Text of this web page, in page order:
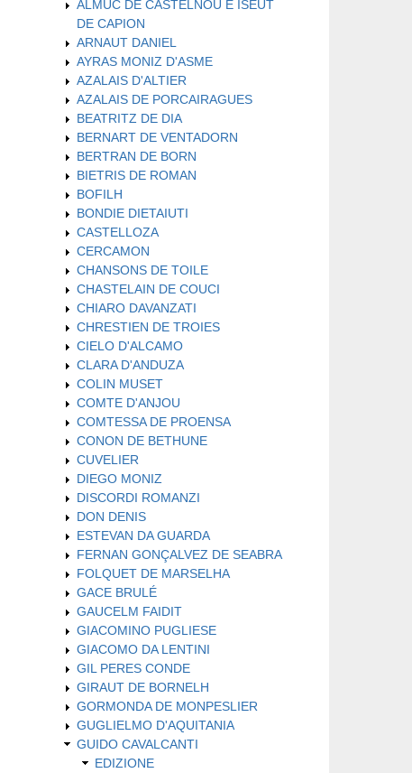
ALMUC DE CASTELNOU E ISEUT
DE CAPION
ARNAUT DANIEL
AYRAS MONIZ D'ASME
AZALAIS D'ALTIER
AZALAIS DE PORCAIRAGUES
BEATRITZ DE DIA
BERNART DE VENTADORN
BERTRAN DE BORN
BIETRIS DE ROMAN
BOFILH
BONDIE DIETAIUTI
CASTELLOZA
CERCAMON
CHANSONS DE TOILE
CHASTELAIN DE COUCI
CHIARO DAVANZATI
CHRESTIEN DE TROIES
CIELO D'ALCAMO
CLARA D'ANDUZA
COLIN MUSET
COMTE D'ANJOU
COMTESSA DE PROENSA
CONON DE BETHUNE
CUVELIER
DIEGO MONIZ
DISCORDI ROMANZI
DON DENIS
ESTEVAN DA GUARDA
FERNAN GONÇALVEZ DE SEABRA
FOLQUET DE MARSELHA
GACE BRULÉ
GAUCELM FAIDIT
GIACOMINO PUGLIESE
GIACOMO DA LENTINI
GIL PERES CONDE
GIRAUT DE BORNELH
GORMONDA DE MONPESLIER
GUGLIELMO D'AQUITANIA
GUIDO CAVALCANTI
EDIZIONE